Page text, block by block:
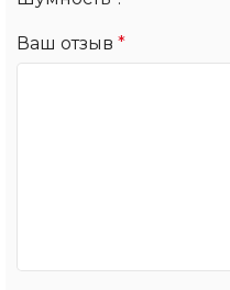
Ваш отзыв *